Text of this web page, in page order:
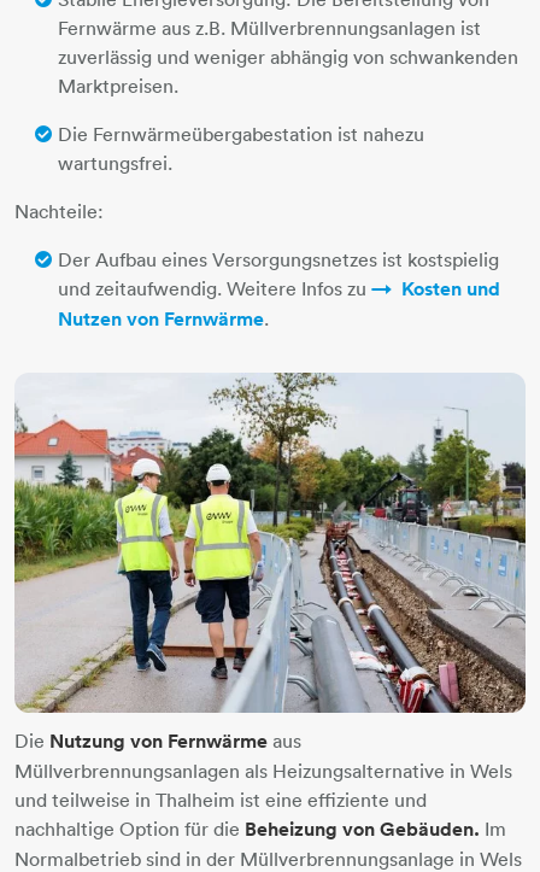
Fernwärme aus z.B. Müllverbrennungsanlagen ist
zuverlässig und weniger abhängig von schwankenden
Marktpreisen.
Die Fernwärmeübergabestation ist nahezu
wartungsfrei.
Nachteile:
Der Aufbau eines Versorgungsnetzes ist kostspielig
und zeitaufwendig. Weitere Infos zu
Kosten und
Nutzen von Fernwärme.​​​​​​​
Die Nutzung von Fernwärme aus
Müllverbrennungsanlagen als Heizungsalternative in Wels
und teilweise in Thalheim ist eine effiziente und
nachhaltige Option für die Beheizung von Gebäuden. Im
Normalbetrieb sind in der Müllverbrennungsanlage in Wels